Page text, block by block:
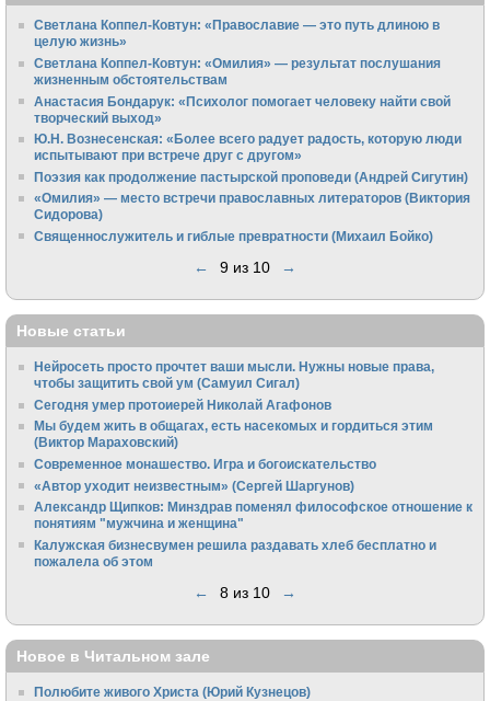
Светлана Коппел-Ковтун: «Православие — это путь длиною в
целую жизнь»
Светлана Коппел-Ковтун: «Омилия» — результат послушания
жизненным обстоятельствам
Анастасия Бондарук: «Психолог помогает человеку найти свой
творческий выход»
Ю.Н. Вознесенская: «Более всего радует радость, которую люди
испытывают при встрече друг с другом»
Поэзия как продолжение пастырской проповеди (Андрей Сигутин)
«Омилия» — место встречи православных литераторов (Виктория
Сидорова)
Священнослужитель и гиблые превратности (Михаил Бойко)
← 9 из 10 →
Новые статьи
Нейросеть просто прочтет ваши мысли. Нужны новые права,
чтобы защитить свой ум (Самуил Сигал)
Сегодня умер протоиерей Николай Агафонов
Мы будем жить в общагах, есть насекомых и гордиться этим
(Виктор Мараховский)
Cовременное монашество. Игра и богоискательство
«Автор уходит неизвестным» (Сергей Шаргунов)
Александр Щипков: Минздрав поменял философское отношение к
понятиям "мужчина и женщина"
Калужская бизнесвумен решила раздавать хлеб бесплатно и
пожалела об этом
← 8 из 10 →
Новое в Читальном зале
Полюбите живого Христа (Юрий Кузнецов)